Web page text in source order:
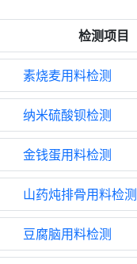
检测项目
素烧麦用料检测
纳米硫酸钡检测
金钱蛋用料检测
山药炖排骨用料检测
豆腐脑用料检测